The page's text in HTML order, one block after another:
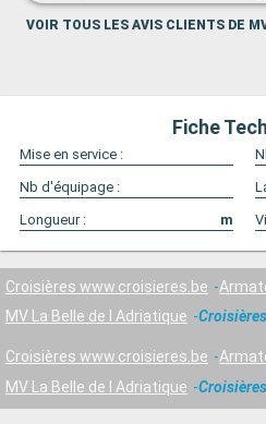
impossible de contourner le lit,
fond, idem pour en sortir. Je ne
VOIR TOUS LES AVIS CLIENTS DE
Fiche
Mise en service :
Nb d'équipage :
Longueur :
m
Croisières www.croisieres.be
MV La Belle de l Adriatique
Croisières www.croisieres.be
MV La Belle de l Adriatique